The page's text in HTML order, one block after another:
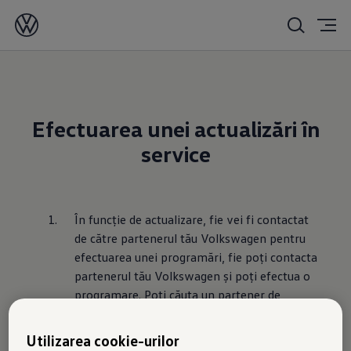
Efectuarea unei actualizări în
service
În funcție de actualizare, fie vei fi contactat
de către partenerul tău Volkswagen pentru
efectuarea unei programări, fie poți contacta
partenerul tău Volkswagen și poți efectua o
programare. Poți căuta un partener de
jos. Nu trebuie decât să selectezi partenerul
Utilizarea cookie-urilor